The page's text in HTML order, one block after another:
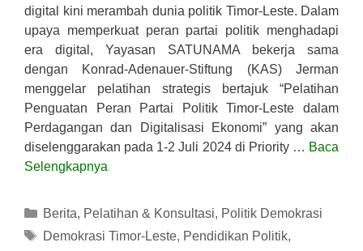
digital kini merambah dunia politik Timor-Leste. Dalam
upaya memperkuat peran partai politik menghadapi
era digital, Yayasan SATUNAMA bekerja sama
dengan Konrad-Adenauer-Stiftung (KAS) Jerman
menggelar pelatihan strategis bertajuk “Pelatihan
Penguatan Peran Partai Politik Timor-Leste dalam
Perdagangan dan Digitalisasi Ekonomi” yang akan
diselenggarakan pada 1-2 Juli 2024 di Priority … Baca
Selengkapnya
Kategori
Berita, Pelatihan & Konsultasi, Politik Demokrasi
Tag
Demokrasi Timor-Leste, Pendidikan Politik,